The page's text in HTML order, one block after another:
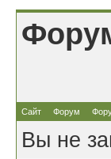
Сайт Форум
Вы не